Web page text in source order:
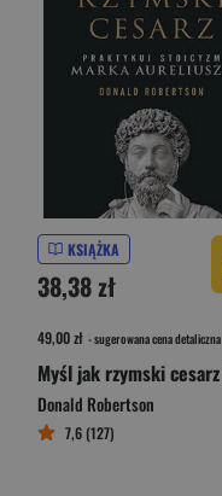
KSIĄŻKA
38,38 zł
49,00 zł - sugerowana cena detaliczna
Donald Robertson
7,6 (127)